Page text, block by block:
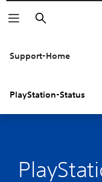
Suchen
Support-Home
PlayStation-Status